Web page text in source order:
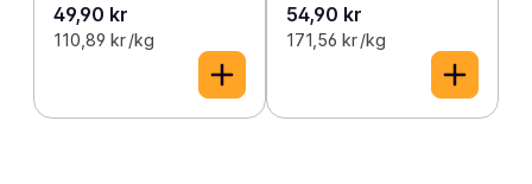
49,90 kr
110,89 kr /kg
54,90 kr
171,56 kr /kg